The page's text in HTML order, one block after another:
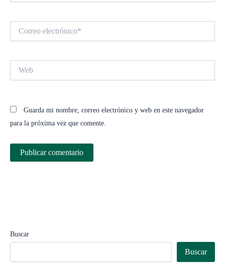
electrónico*
Guarda mi nombre, correo electrónico y web en este navegador
para la próxima vez que comente.
Buscar
Buscar